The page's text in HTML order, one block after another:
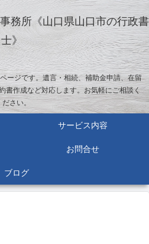
務所《山口県山口市の行政書
士》
ージです。遺言・相続、補助金申請、在留
書作成など対応します。お気軽にご相談く
ださい。
サービス内容
お問合せ
ブログ